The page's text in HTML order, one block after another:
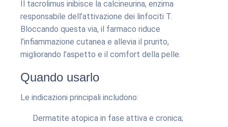
Il tacrolimus inibisce la calcineurina, enzima
responsabile dell’attivazione dei linfociti T.
Bloccando questa via, il farmaco riduce
l’infiammazione cutanea e allevia il prurito,
migliorando l’aspetto e il comfort della pelle.
Quando usarlo
Le indicazioni principali includono:
Dermatite atopica in fase attiva e cronica;